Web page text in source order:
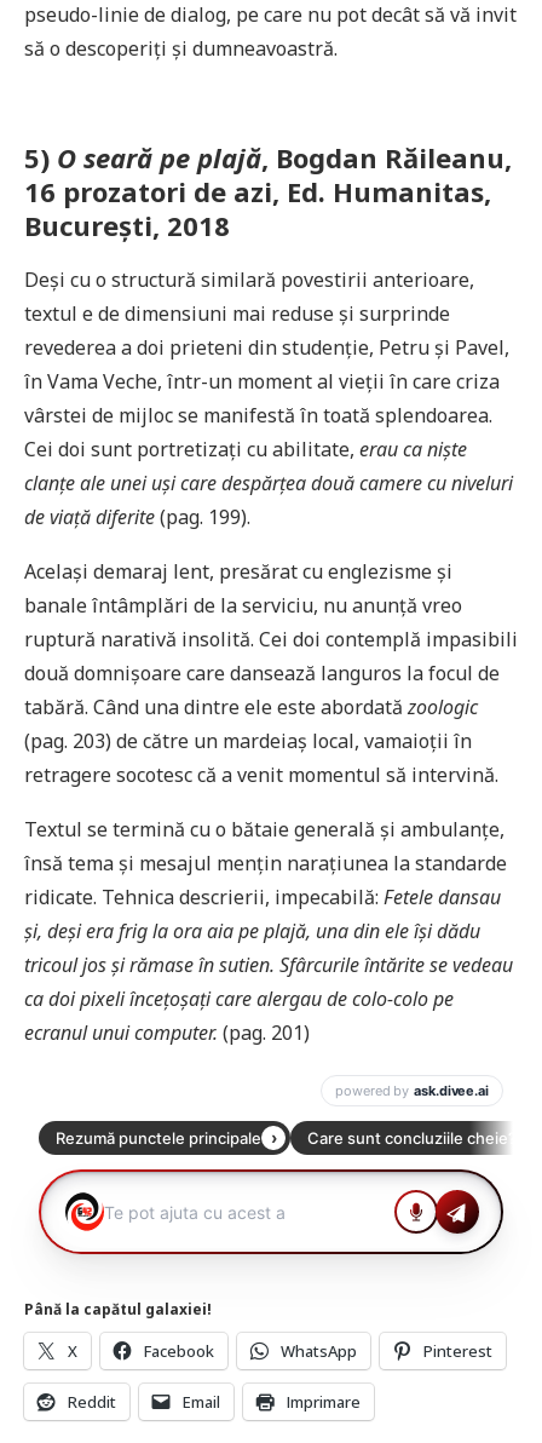
pseudo-linie de dialog, pe care nu pot decât să vă invit
să o descoperiți și dumneavoastră.
5) O seară pe plajă, Bogdan Răileanu,
16 prozatori de azi, Ed. Humanitas,
București, 2018
Deși cu o structură similară povestirii anterioare,
textul e de dimensiuni mai reduse și surprinde
revederea a doi prieteni din studenție, Petru și Pavel,
în Vama Veche, într-un moment al vieții în care criza
vârstei de mijloc se manifestă în toată splendoarea.
Cei doi sunt portretizați cu abilitate, erau ca niște
clanțe ale unei uși care despărțea două camere cu niveluri
de viață diferite(pag. 199).
Același demaraj lent, presărat cu englezisme și
banale întâmplări de la serviciu, nu anunță vreo
ruptură narativă insolită. Cei doi contemplă impasibili
două domnișoare care dansează languros la focul de
tabără. Când una dintre ele este abordatăzoologic
(pag. 203) de către un mardeiaș local, vamaioții în
retragere socotesc că a venit momentul să intervină.
Textul se termină cu o bătaie generală și ambulanțe,
însă tema și mesajul mențin narațiunea la standarde
ridicate. Tehnica descrierii, impecabilă: Fetele dansau
și, deși era frig la ora aia pe plajă, una din ele își dădu
tricoul jos și rămase în sutien. Sfârcurile întărite se vedeau
ca doi pixeli încețoșați care alergau de colo-colo pe
ecranul unui computer. (pag. 201)
Până la capătul galaxiei!
X Facebook WhatsApp Pinterest
Reddit Email Imprimare